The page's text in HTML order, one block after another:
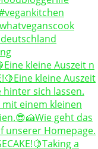
kleine Auszeit n